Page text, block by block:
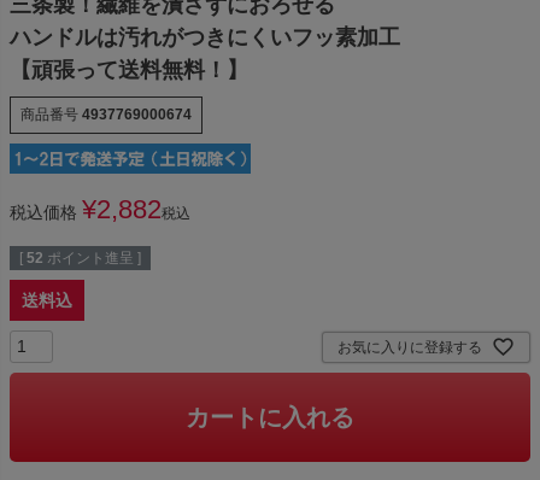
三条製！繊維を潰さずにおろせる
ハンドルは汚れがつきにくいフッ素加工
【頑張って送料無料！】
商品番号 4937769000674
税込価格 ¥2,882税込
[ 52 ポイント進呈 ]
送料込
お気に入りに登録する
カートに入れる